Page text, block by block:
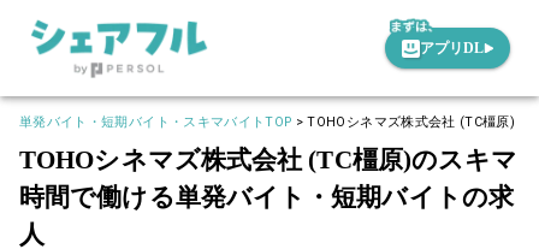
アプリDL
単発バイト・短期バイト・スキマバイトTOP >TOHOシネマズ株式会社 (TC橿原)
TOHOシネマズ株式会社 (TC橿原)のスキマ
時間で働ける単発バイト・短期バイトの求
人